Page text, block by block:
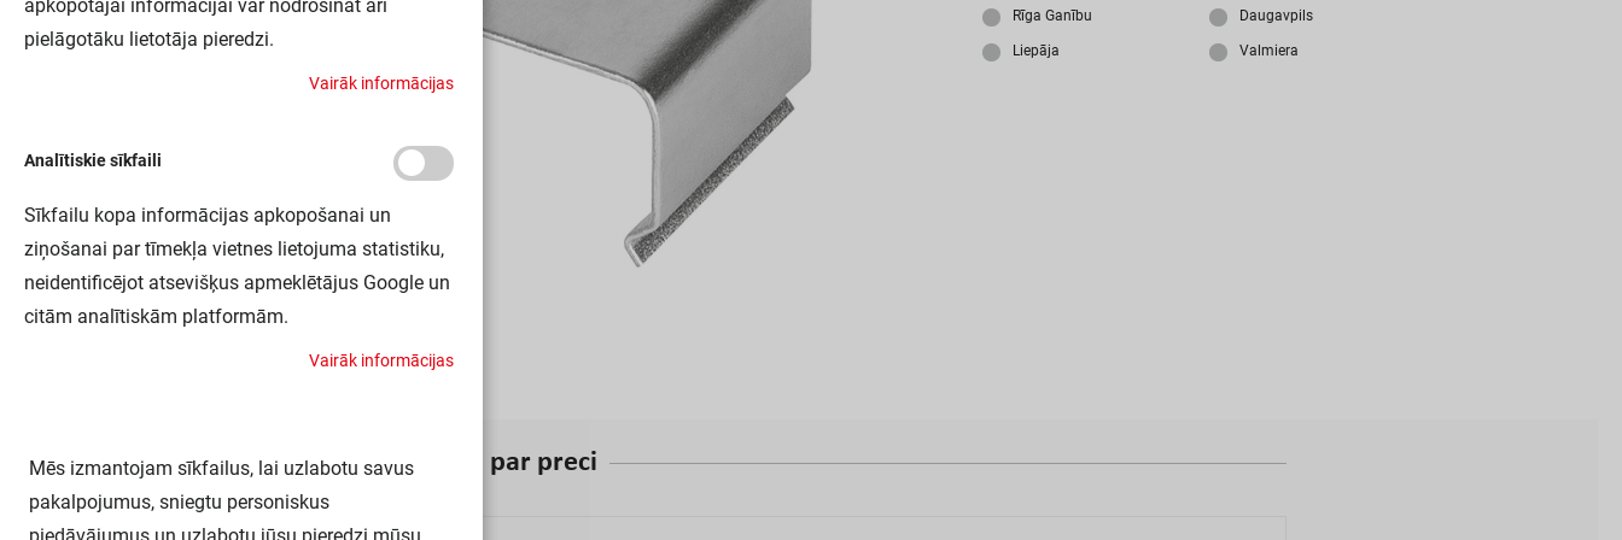
Aiz
Rīga Ganību Daugavpils
Liepāja Valmiera
Inform par preci
apkopotajai informācijai var nodrošināt arī
pielāgotāku lietotāja pieredzi.
Vairāk informācijas
Analītiskie sīkfaili
Sīkfailu kopa informācijas apkopošanai un
ziņošanai par tīmekļa vietnes lietojuma statistiku,
neidentificējot atsevišķus apmeklētājus Google un
citām analītiskām platformām.
Vairāk informācijas
Mēs izmantojam sīkfailus, lai uzlabotu savus
pakalpojumus, sniegtu personiskus